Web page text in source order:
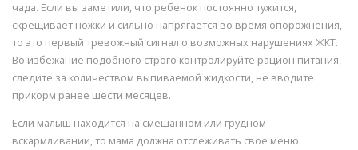
чада. Если вы заметили, что ребенок постоянно тужится,
скрещивает ножки и сильно напрягается во время опорожнения,
то это первый тревожный сигнал о возможных нарушениях ЖКТ.
Во избежание подобного строго контролируйте рацион питания,
следите за количеством выпиваемой жидкости, не вводите
прикорм ранее шести месяцев.
Если малыш находится на смешанном или грудном
вскармливании, то мама должна отслеживать свое меню.